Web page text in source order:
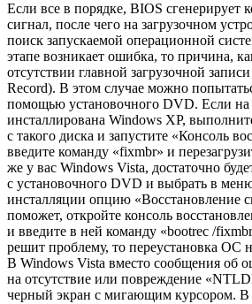
Если все в порядке, BIOS сгенерирует
сигнал, после чего на загрузочном
поиск запускаемой операционной
этапе возникает ошибка, то причина,
отсутствии главной загрузочной
Record). В этом случае можно
помощью установочного DVD. Если на
инсталлирована Windows XP,
с такого диска и запустите «Консоль
введите команду «fixmbr» и
же у вас Windows Vista, достаточно
с установочного DVD и выбрать в
инсталляции опцию «Восстановление
поможет, откройте консоль
и введите в ней команду «bootrec /
решит проблему, то переустановка ОС
В Windows Vista вместо сообщения об
на отсутствие или повреждение
черный экран с мигающим курсором. В